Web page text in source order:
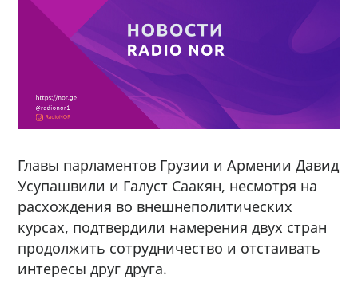
Главы парламентов Грузии и Армении Давид
Усупашвили и Галуст Саакян, несмотря на
расхождения во внешнеполитических
курсах, подтвердили намерения двух стран
продолжить сотрудничество и отстаивать
интересы друг друга.